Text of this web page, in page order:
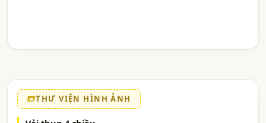
THƯ VIỆN HÌNH ẢNH